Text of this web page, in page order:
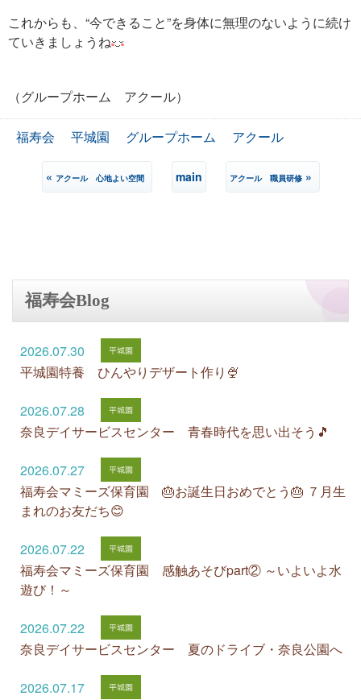
これからも、“今できること”を身体に無理のないように続け
ていきましょうね
（グループホーム アクール）
福寿会 平城園 グループホーム アクール
« アクール 心地よい空間 main アクール 職員研修»
福寿会Blog
2026.07.30
平城園特養 ひんやりデザート作り🍨
2026.07.28
奈良デイサービスセンター 青春時代を思い出そう🎵
2026.07.27
福寿会マミーズ保育園 🎂お誕生日おめでとう🎂 ７月生
まれのお友だち😊
2026.07.22
福寿会マミーズ保育園 感触あそびpart② ～いよいよ水
遊び！～
2026.07.22
奈良デイサービスセンター 夏のドライブ・奈良公園へ
2026.07.17